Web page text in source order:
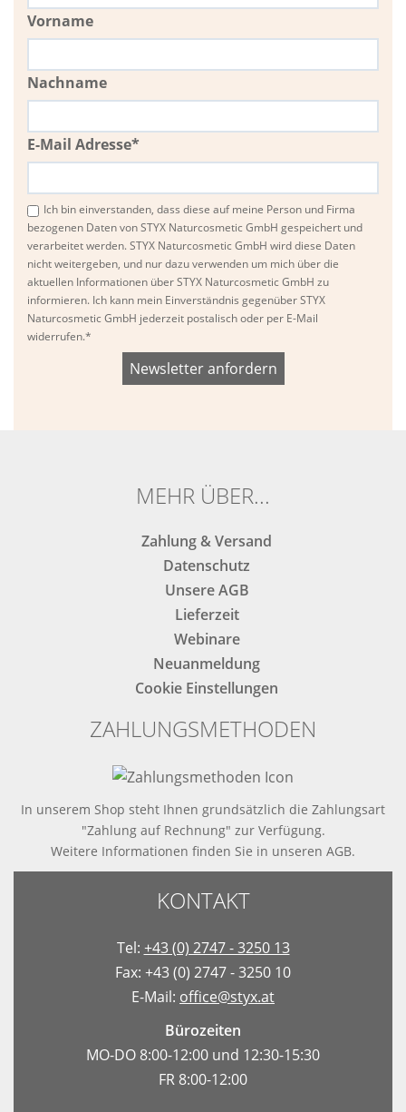
Vorname
Nachname
E-Mail Adresse*
Ich bin einverstanden, dass diese auf meine Person und Firma
bezogenen Daten von STYX Naturcosmetic GmbH gespeichert und
verarbeitet werden. STYX Naturcosmetic GmbH wird diese Daten
nicht weitergeben, und nur dazu verwenden um mich über die
aktuellen Informationen über STYX Naturcosmetic GmbH zu
informieren. Ich kann mein Einverständnis gegenüber STYX
Naturcosmetic GmbH jederzeit postalisch oder per E-Mail
widerrufen.*
MEHR ÜBER...
Zahlung & Versand
Datenschutz
Unsere AGB
Lieferzeit
Webinare
Neuanmeldung
Cookie Einstellungen
ZAHLUNGSMETHODEN
In unserem Shop steht Ihnen grundsätzlich die Zahlungsart
"Zahlung auf Rechnung" zur Verfügung.
Weitere Informationen finden Sie in unseren AGB.
KONTAKT
Tel: +43 (0) 2747 - 3250 13
Fax: +43 (0) 2747 - 3250 10
E-Mail: office@styx.at
Bürozeiten
MO-DO 8:00-12:00 und 12:30-15:30
FR 8:00-12:00